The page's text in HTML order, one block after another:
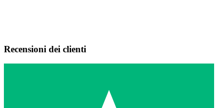
Recensioni dei clienti